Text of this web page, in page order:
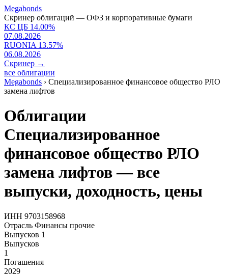
Megabonds
Скринер облигаций — ОФЗ и корпоративные бумаги
КС ЦБ 14.00%
07.08.2026
RUONIA 13.57%
06.08.2026
Скринер →
все облигации
Megabonds › Специализированное финансовое общество РЛО
замена лифтов
Облигации
Специализированное
финансовое общество РЛО
замена лифтов — все
выпуски, доходность, цены
ИНН 9703158968
Отрасль Финансы прочие
Выпусков 1
Выпусков
1
Погашения
2029